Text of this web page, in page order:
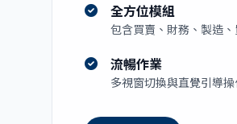
全方位模組
包含買賣、財務、製造
流暢作業
多視窗切換與直覺引導